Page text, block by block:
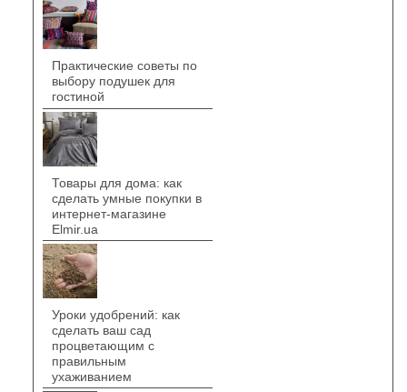
Практические советы по
выбору подушек для
гостиной
Товары для дома: как
сделать умные покупки в
интернет-магазине
Elmir.ua
Уроки удобрений: как
сделать ваш сад
процветающим с
правильным
ухаживанием